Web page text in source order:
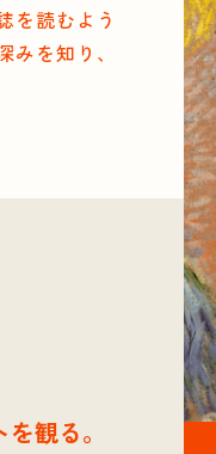
を読むよう
を知り、
観る。